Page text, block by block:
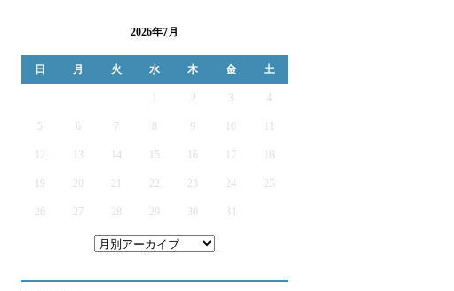
2026年7月
日 月 火 水 木 金 土
2 3 4
5 6 7 9
12 13 14 15 16 17
19 20 21 22 23 24 25
26 27 28 29 30 31